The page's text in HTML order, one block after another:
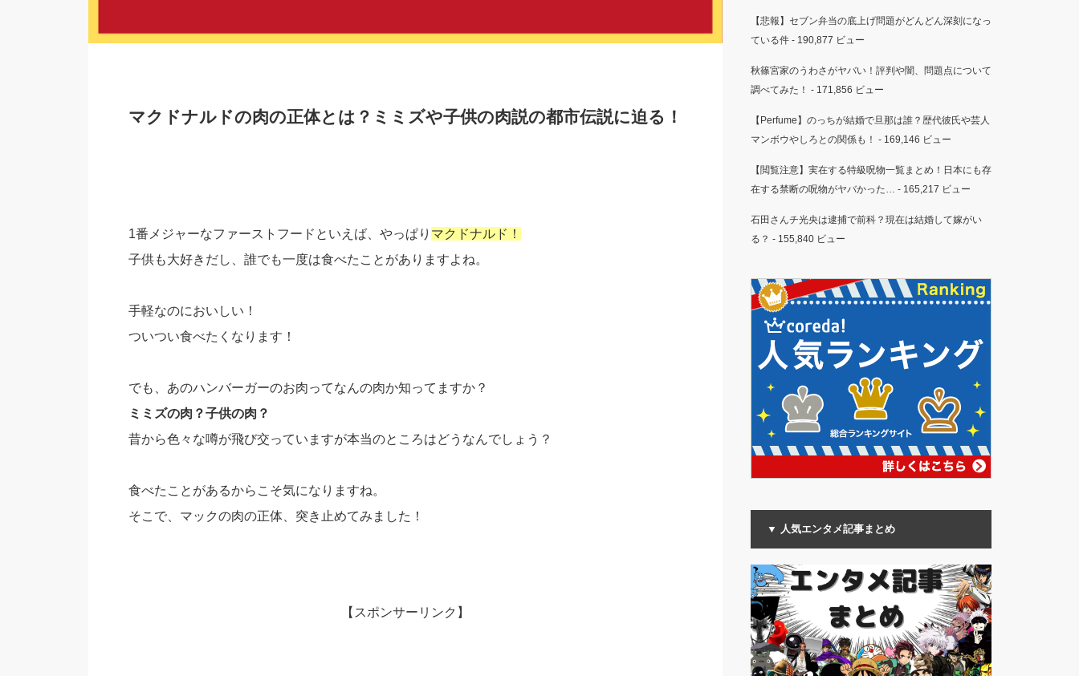
マクドナルドの肉の正体とは？ミミズや子供の肉説の都市伝説に迫る！
1番メジャーなファーストフードといえば、やっぱり マクドナルド！
子供も大好きだし、誰でも一度は食べたことがありますよね。
手軽なのにおいしい！
ついつい食べたくなります！
でも、あのハンバーガーのお肉ってなんの肉か知ってますか？
ミミズの肉？子供の肉？
昔から色々な噂が飛び交っていますが本当のところはどうなんでしょう？
食べたことがあるからこそ気になりますね。
そこで、マックの肉の正体、突き止めてみました！
【スポンサーリンク】
【悲報】セブン弁当の底上げ問題がどんどん深刻になっ
ている件- 190,877 ビュー
秋篠宮家のうわさがヤバい！評判や闇、問題点について
調べてみた！ - 171,856 ビュー
【Perfume】のっちが結婚で旦那は誰？歴代彼氏や芸人
マンボウやしろとの関係も！ - 169,146 ビュー
【閲覧注意】実在する特級呪物一覧まとめ！日本にも存
在する禁断の呪物がヤバかった… - 165,217 ビュー
石田さんチ光央は逮捕で前科？現在は結婚して嫁がい
る？ - 155,840 ビュー
▼ 人気エンタメ記事まとめ